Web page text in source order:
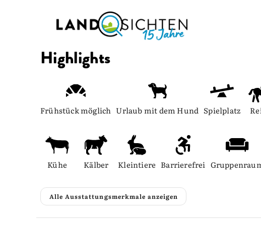
Highlights
Frühstück möglich Urlaub mit dem Hund Spielplatz
Kühe Kälber Kleintiere Barrierefrei
Alle Ausstattungsmerkmale anzeigen